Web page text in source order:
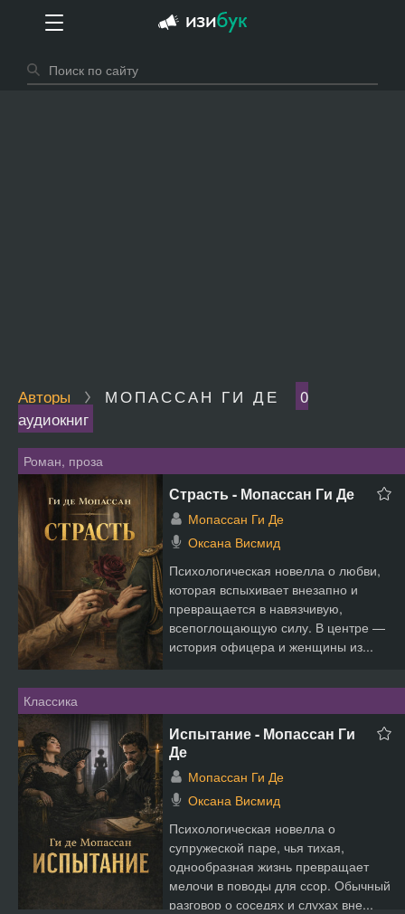
Авторы МОПАССАН ГИ ДЕ
0
аудиокниг
Роман, проза
Страсть - Мопассан Ги Де
Мопассан Ги Де
Оксана Висмид
Психологическая новелла о любви,
которая вспыхивает внезапно и
превращается в навязчивую,
всепоглощающую силу. В центре —
история офицера и женщины из...
Классика
Испытание - Мопассан Ги
Де
Мопассан Ги Де
Оксана Висмид
Психологическая новелла о
супружеской паре, чья тихая,
однообразная жизнь превращает
мелочи в поводы для ссор. Обычный
разговор о соседях и слухах вне...